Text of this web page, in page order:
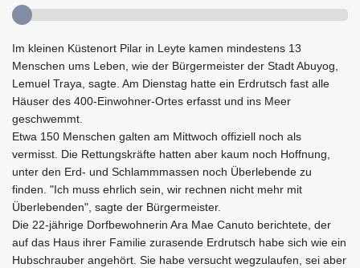
Im kleinen Küstenort Pilar in Leyte kamen mindestens 13
Menschen ums Leben, wie der Bürgermeister der Stadt Abuyog,
Lemuel Traya, sagte. Am Dienstag hatte ein Erdrutsch fast alle
Häuser des 400-Einwohner-Ortes erfasst und ins Meer
geschwemmt.
Etwa 150 Menschen galten am Mittwoch offiziell noch als
vermisst. Die Rettungskräfte hatten aber kaum noch Hoffnung,
unter den Erd- und Schlammmassen noch Überlebende zu
finden. "Ich muss ehrlich sein, wir rechnen nicht mehr mit
Überlebenden", sagte der Bürgermeister.
Die 22-jährige Dorfbewohnerin Ara Mae Canuto berichtete, der
auf das Haus ihrer Familie zurasende Erdrutsch habe sich wie ein
Hubschrauber angehört. Sie habe versucht wegzulaufen, sei aber